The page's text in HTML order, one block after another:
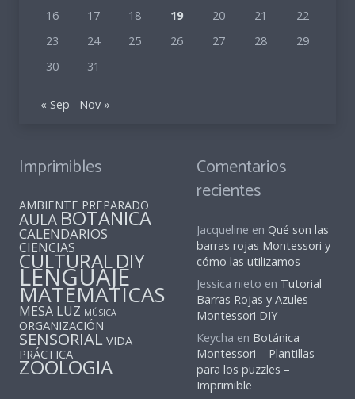
16
17 18 19 20 21
22
23
24 25 26 27 28
29
30
31
« Sep Nov »
Imprimibles
AMBIENTE PREPARADO
AULA BOTANICA
CALENDARIOS
CIENCIAS
CULTURALDIY
LENGUAJE
MATEMATICAS
MESA LUZ MÚSICA
ORGANIZACIÓN
SENSORIAL VIDA
PRÁCTICA
ZOOLOGIA
Comentarios
recientes
Jacqueline en Qué son las
barras rojas Montessori y
cómo las utilizamos
Jessica nieto en Tutorial
Barras Rojas y Azules
Montessori DIY
Keycha en Botánica
Montessori – Plantillas
para los puzzles –
Imprimible